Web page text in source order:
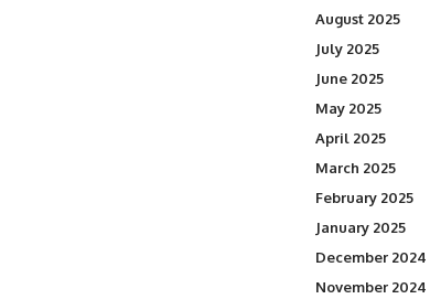
August 2025
July 2025
June 2025
May 2025
April 2025
March 2025
February 2025
January 2025
December 2024
November 2024